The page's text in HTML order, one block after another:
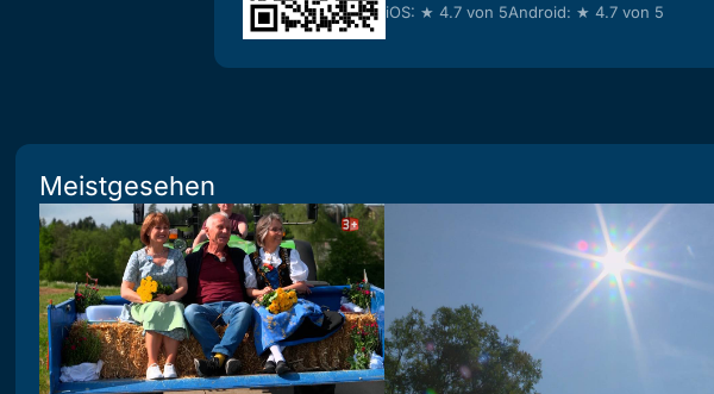
iOS: ★ 4.7 von 5Android: ★ 4.7 von 5
Meistgesehen